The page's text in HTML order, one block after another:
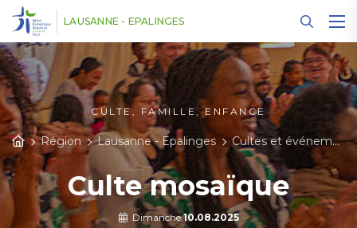
LAUSANNE - EPALINGES
CULTE, FAMILLE, ENFANCE
Région Lausanne - Epalinges Cultes et événements
Culte mosaïque
Dimanche10.08.2025
Panneau de gestion des cookies